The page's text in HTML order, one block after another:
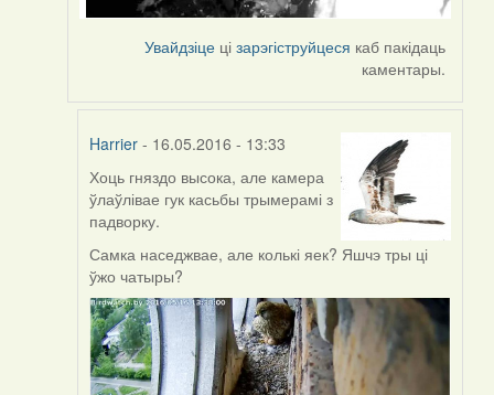
Увайдзіце цізарэгіструйцеся каб пакідаць
каментары.
Harrier - 16.05.2016 - 13:33
In
reply
to
by
Harrier
Хоць гняздо высока, але камера
ўлаўлівае гук касьбы трымерамі з
падворку.
Самка наседжвае, але колькі яек? Яшчэ тры ці
ўжо чатыры?